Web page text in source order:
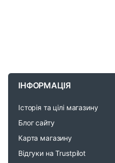
ІНФОРМАЦІЯ
Історія та цілі магазину
Блог сайту
Карта магазину
Відгуки на Trustpilot